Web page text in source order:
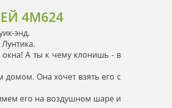
4M624
энд.
А ты к чему клонишь - в
домом. Она хочет взять его с
его на воздушном шаре и